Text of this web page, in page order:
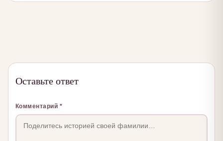
Оставьте ответ
Комментарий *